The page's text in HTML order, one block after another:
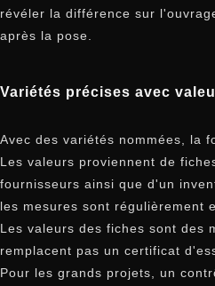
révéler la différence sur
après la pose.
Variétés précises avec
Avec des variétés nommées, la
Les valeurs proviennent de
fournisseurs ainsi que d'un
les mesures sont régulièrement
Les valeurs des fiches sont des
remplacent pas un certificat
Pour les grands projets, un